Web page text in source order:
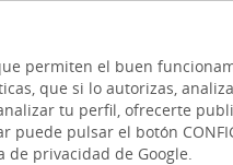
permiten el buen
que si lo autorizas,
tu perfil, ofrecerte
pulsar el botón
privacidad de Google.
DE
AGRO